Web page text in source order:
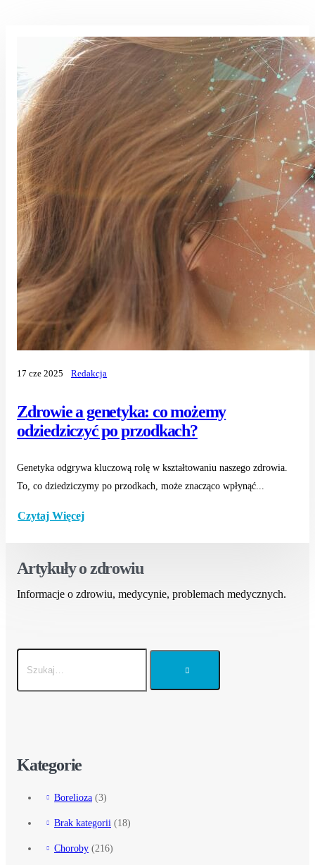
Zdrowie a genetyka: co możemy
odziedziczyć po przodkach?
17 cze 2025 Redakcja
Genetyka odgrywa kluczową rolę w kształtowaniu naszego zdrowia.
To, co dziedziczymy po przodkach, może znacząco wpłynąć...
Czytaj Więcej
Artykuły o zdrowiu
Informacje o zdrowiu, medycynie, problemach medycznych.
Kategorie
Borelioza (3)
Brak kategorii (18)
Choroby (216)